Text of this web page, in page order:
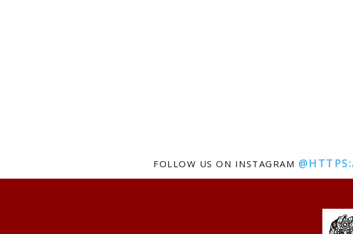
FOLLOW US ON INSTAGRAM